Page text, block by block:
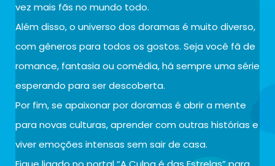
vez mais fãs no mundo todo.
Além disso, o universo dos doramas é muito diverso,
com gêneros para todos os gostos. Seja você fã de
romance, fantasia ou comédia, há sempre uma série
esperando para ser descoberta.
Por fim, se apaixonar por doramas é abrir a mente
para novas culturas, aprender com outras histórias e
viver emoções intensas sem sair de casa.